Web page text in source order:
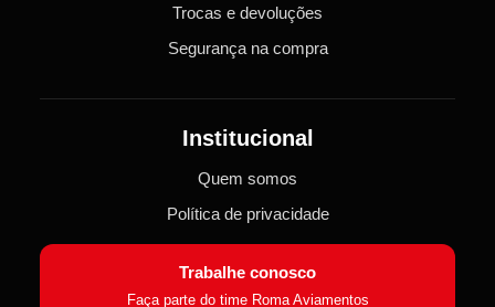
Trocas e devoluções
Segurança na compra
Institucional
Quem somos
Política de privacidade
Trabalhe conosco
Faça parte do time Roma Aviamentos